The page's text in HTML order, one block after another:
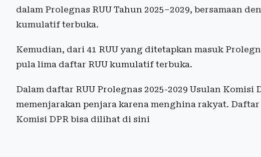
dalam Prolegnas RUU Tahun 2025–2029, bersamaan
kumulatif terbuka.
Kemudian, dari 41 RUU yang ditetapkan masuk
pula lima daftar RUU kumulatif terbuka.
Dalam daftar RUU Prolegnas 2025-2029 Usulan Komisi
memenjarakan penjara karena menghina rakyat. Daftar
Komisi DPR bisa dilihat di sini